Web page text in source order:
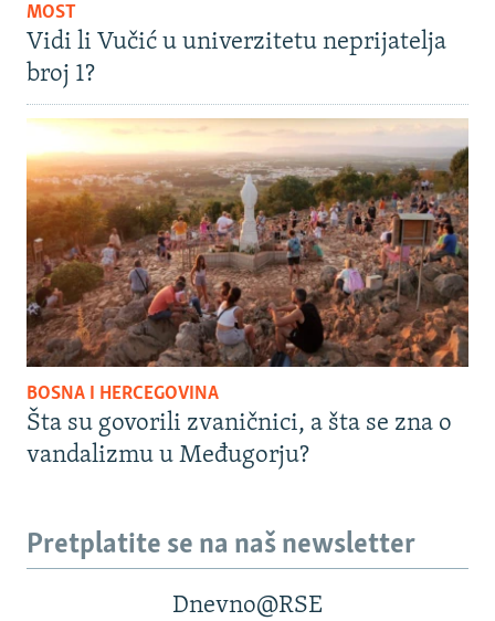
MOST
Vidi li Vučić u univerzitetu neprijatelja
broj 1?
BOSNA I HERCEGOVINA
Šta su govorili zvaničnici, a šta se zna o
vandalizmu u Međugorju?
Pretplatite se na naš newsletter
Dnevno@RSE